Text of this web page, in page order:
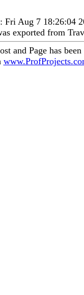
Fri Aug 7 18:26:04
exported from
and Page has